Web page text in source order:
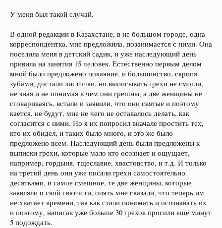
У меня был такой случай.
В одной редакции в Казахстане, в не большом городе, одна
корреспондентка, мне предложила, позанимается с ними. Она
поселила меня в детский садик, и уже наследующий день
привила на занятия 15 человек. Естественно первым делом
мной было предложено покаяние, и большинство, скрипя
зубами, достали листочки, но выписывать грехи не смогли,
не зная и не понимая в чем они грешны, а две женщины не
сговариваясь, встали и заявили, что они святые и поэтому
кается, не будут, мне не чего не оставалось делать, как
согласится с ними. Но я их попросил вначале простить тех,
кто их обидел, и таких было много, и это же было
предложено всем. Наследующий день были предложены к
выписки грехи, которые мало кто осознает и ощущает,
например, гордыня, тщеславие, хвастовство, и т.д. И только
на третий день они уже писали грехи самостоятельно
десятками, и самое смешное, те две женщины, которые
заявляли о свой святости, опять мне сказали, что теперь им
не хватает времени, так как стали понимать и осознавать их
и поэтому, написав уже больше 30 грехов просили ещё минут
5 подождать.